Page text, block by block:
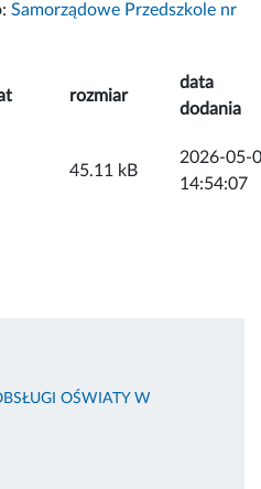
Samorządowe Przedszkole nr
rozmiar
data
dodania
45.11 kB
2026-05-
14:54:07
OŚWIATY W